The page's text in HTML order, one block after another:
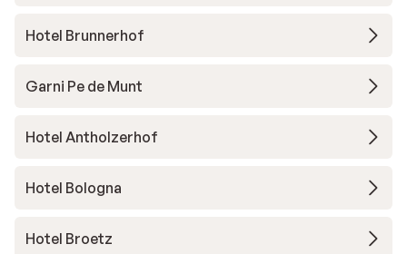
Hotel Brunnerhof
Garni Pe de Munt
Hotel Antholzerhof
Hotel Bologna
Hotel Broetz